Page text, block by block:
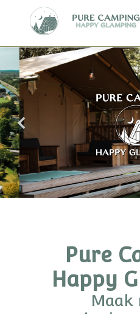
Pure
Happy
Maak